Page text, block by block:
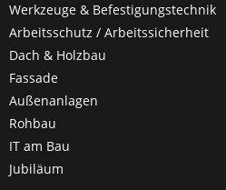
Werkzeuge & Befestigungstechnik
Arbeitsschutz / Arbeitssicherheit
Dach & Holzbau
Fassade
Außenanlagen
Rohbau
IT am Bau
Jubiläum